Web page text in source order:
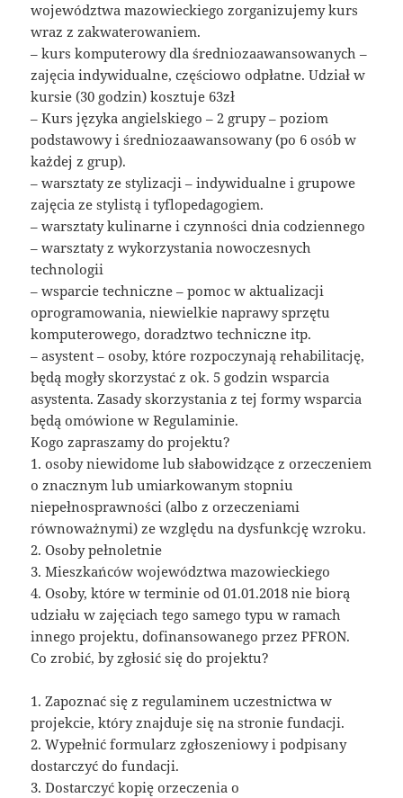
województwa mazowieckiego zorganizujemy kurs
wraz z zakwaterowaniem.
– kurs komputerowy dla średniozaawansowanych –
zajęcia indywidualne, częściowo odpłatne. Udział w
kursie (30 godzin) kosztuje 63zł
– Kurs języka angielskiego – 2 grupy – poziom
podstawowy i średniozaawansowany (po 6 osób w
każdej z grup).
– warsztaty ze stylizacji – indywidualne i grupowe
zajęcia ze stylistą i tyflopedagogiem.
– warsztaty kulinarne i czynności dnia codziennego
– warsztaty z wykorzystania nowoczesnych
technologii
– wsparcie techniczne – pomoc w aktualizacji
oprogramowania, niewielkie naprawy sprzętu
komputerowego, doradztwo techniczne itp.
– asystent – osoby, które rozpoczynają rehabilitację,
będą mogły skorzystać z ok. 5 godzin wsparcia
asystenta. Zasady skorzystania z tej formy wsparcia
będą omówione w Regulaminie.
Kogo zapraszamy do projektu?
1. osoby niewidome lub słabowidzące z orzeczeniem
o znacznym lub umiarkowanym stopniu
niepełnosprawności (albo z orzeczeniami
równoważnymi) ze względu na dysfunkcję wzroku.
2. Osoby pełnoletnie
3. Mieszkańców województwa mazowieckiego
4. Osoby, które w terminie od 01.01.2018 nie biorą
udziału w zajęciach tego samego typu w ramach
innego projektu, dofinansowanego przez PFRON.
Co zrobić, by zgłosić się do projektu?
1. Zapoznać się z regulaminem uczestnictwa w
projekcie, który znajduje się na stronie fundacji.
2. Wypełnić formularz zgłoszeniowy i podpisany
dostarczyć do fundacji.
3. Dostarczyć kopię orzeczenia o